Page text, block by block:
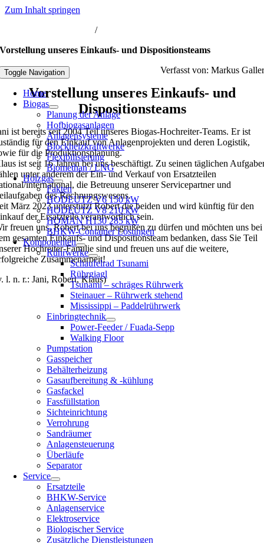
Zum Inhalt springen
/
Toggle Navigation
Home
Biogas
Planung der Anlage
Hofbiogasanlagen
Anlagensysteme
Blockheizkraftwerke
Flexibilisierung
Biomethan / LNG
Holzgas
Fakten
HODEUTZ V6 150 kW
HODEUTZ V8 210 kW
HOMAN H130 285 kW
BHKW-Container Lösungen
Komponenten
Rührwerke
Schaufelrad Tsunami
Rührgiagl
Tsunami – schräges Rührwerk
Steinauer – Rührwerk stehend
Mississippi – Paddelrührwerk
Einbringtechnik
Power-Feeder / Fuada-Sepp
Walking Floor
Pumpstation
Gasspeicher
Behälterheizung
Gasaufbereitung & -kühlung
Gasfackel
Fassfüllstation
Sichteinrichtung
Verrohrung
Sandräumer
Anlagensteuerung
Überläufe
Separator
Service
Ersatzteile
BHKW-Service
Anlagenservice
Elektroservice
Biologischer Service
Zusätzliche Dienstleistungen
Vorstellung unseres Einkaufs- und Dispositionsteams
Verfasst von: Markus Galler
Vorstellung unseres Einkaufs- und
Dispositionsteams
ist bereits seit 2004 Teil unseres Biogas-Hochreiter-Teams. Er ist
für den Einkauf von Anlagenprojekten und deren Logistik,
für die Produktionsplanung.
ist seit 16 Jahren bei uns beschäftigt. Zu seinen täglichen
unter anderem der Ein- und Verkauf von Ersatzteilen
international, die Betreuung unserer Servicepartner und
des Rechnungswesens.
März 2023 unterstützt Robert die beiden und wird künftig für den
der Ersatzteile verantwortlich sein.
freuen uns, Robert bei uns begrüßen zu dürfen und möchten uns bei
gesamten Einkaufs- und Dispositionsteam bedanken, dass Sie Teil
Hochreiter-Familie sind und freuen uns auf die weitere,
Zusammenarbeit!
l. n. r.: Jani, Robert, Klaus)